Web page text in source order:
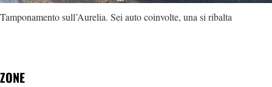
Tamponamento sull’Aurelia. Sei auto coinvolte, una si ribalta
ZONE